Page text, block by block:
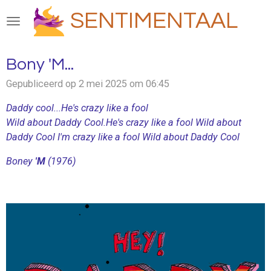
direct
de
hoofdinhoud
SENTIMENTAAL
Bony 'M...
Gepubliceerd op 2 mei 2025 om 06:45
Daddy cool...He's crazy like a fool
Wild about Daddy Cool.He's crazy like a fool Wild about
Daddy Cool I'm crazy like a fool Wild about Daddy Cool
Boney 'M (1976)